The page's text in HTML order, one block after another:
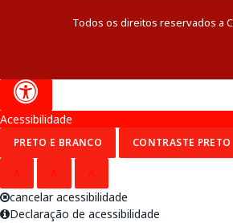
Todos os direitos reservados a
Acessibilidade
PRETO E BRANCO CONTRASTE PRETO
cancelar acessibilidade
Declaração de acessibilidade